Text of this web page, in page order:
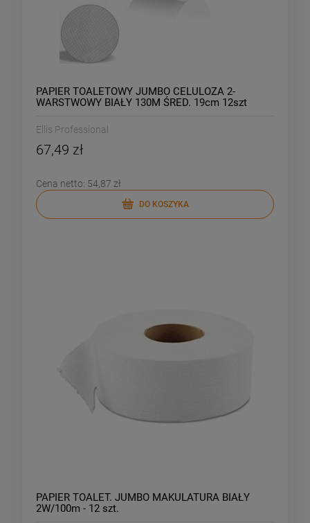
PAPIER TOALETOWY JUMBO CELULOZA 2-
WARSTWOWY BIAŁY 130M ŚRED. 19cm 12szt
Ellis Professional
67,49 zł
Cena netto: 54,87 zł
DO KOSZYKA
PAPIER TOALET. JUMBO MAKULATURA BIAŁY
2W/100m - 12 szt.